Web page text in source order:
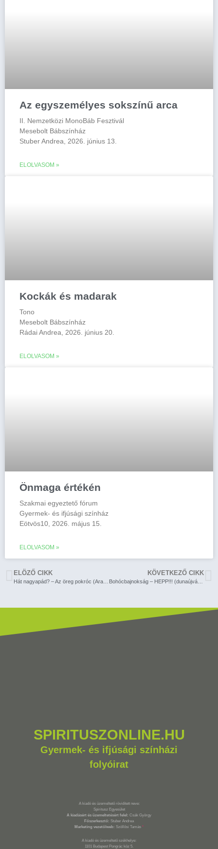
Az egyszemélyes sokszínű arca
II. Nemzetközi MonoBáb Fesztivál
Mesebolt Bábszínház
Stuber Andrea, 2026. június 13.
ELOLVASOM »
Kockák és madarak
Tono
Mesebolt Bábszínház
Rádai Andrea, 2026. június 20.
ELOLVASOM »
Önmaga értékén
Szakmai egyeztető fórum
Gyermek- és ifjúsági színház
Eötvös10, 2026. május 15.
ELOLVASOM »
ELÖZŐ CIKK KÖVETKEZŐ CIKK
Bohócbajnokság – HEPP!!! (dunaújvárosi Bartók Kamaraszínház)
SPIRITUSZONLINE.HU
Gyermek- és ifjúsági színházi
folyóirat
A kiadó és üzemeltető rövidített neve:
Spiritusz Egyesület
A kiadásért és üzemeltetésért felel: Csák György
Főszerkesztő: Stuber Andrea
Marketing vezető/web: Szöllősi Tamás *
A kiadó és üzemeltető székhelye:
1101 Budapest Pongrác köz 5.